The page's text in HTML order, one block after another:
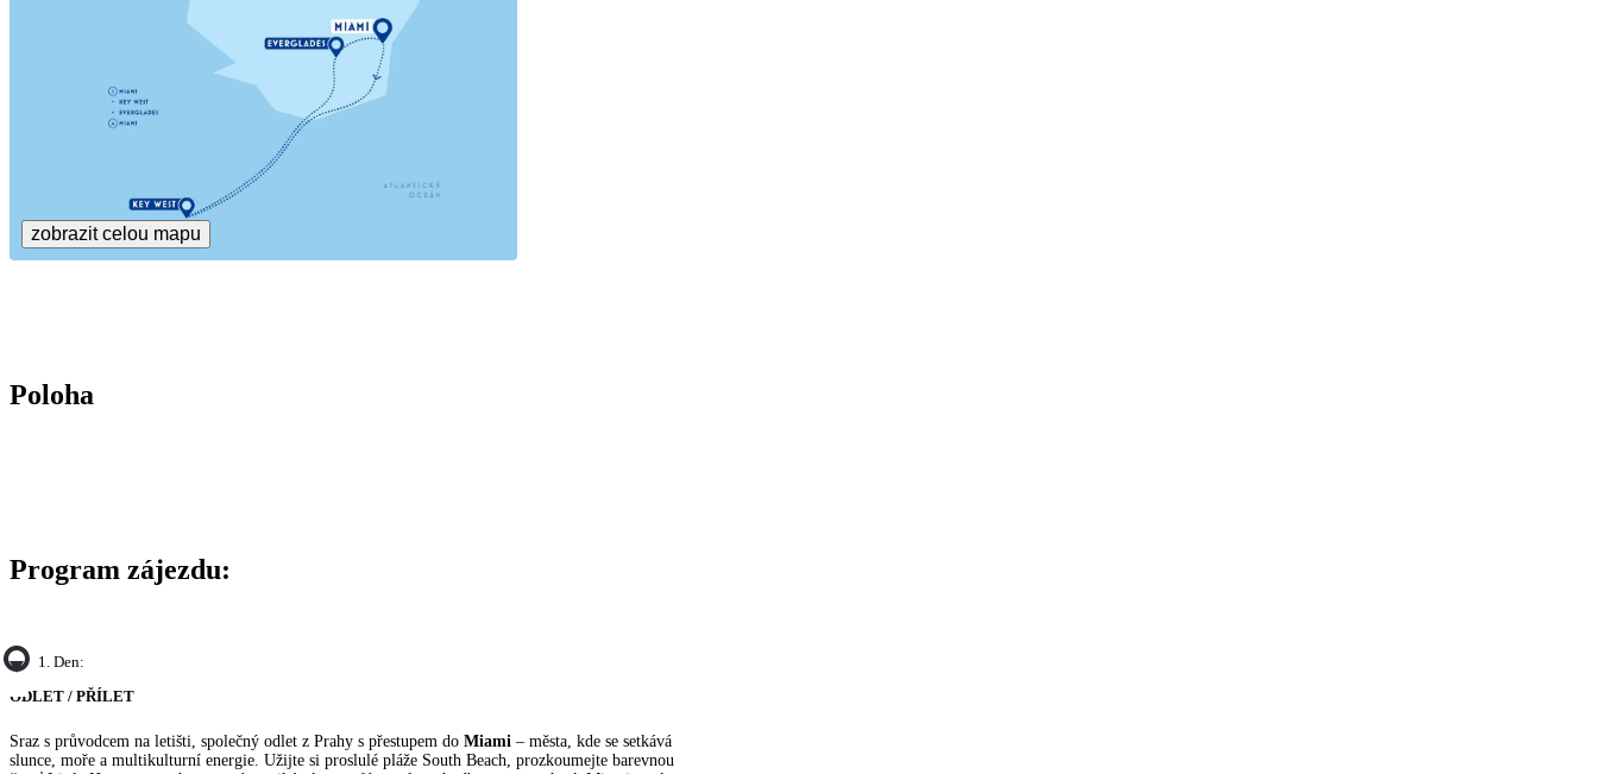
zobrazit celou mapu
Poloha
Program zájezdu:
1. Den:
ODLET / PŘÍLET
Sraz s průvodcem na letišti, společný odlet z Prahy s přestupem do Miami – města, kde se setkává
slunce, moře a multikulturní energie. Užijte si proslulé pláže South Beach, prozkoumejte barevnou